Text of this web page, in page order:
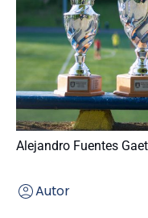
Alejandro Fuentes
Autor